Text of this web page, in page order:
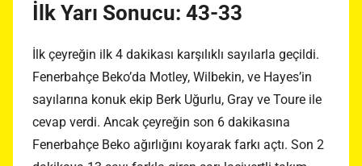
İlk Yarı Sonucu: 43-33
İlk çeyreğin ilk 4 dakikası karşılıklı sayılarla geçildi.
Fenerbahçe Beko’da Motley, Wilbekin, ve Hayes’in
sayılarına konuk ekip Berk Uğurlu, Gray ve Toure ile
cevap verdi. Ancak çeyreğin son 6 dakikasına
Fenerbahçe Beko ağırlığını koyarak farkı açtı. Son 2